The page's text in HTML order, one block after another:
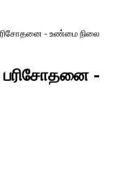
- உண்மை நிலை
-